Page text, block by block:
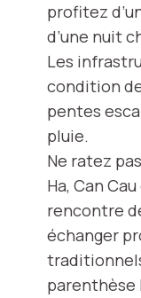
profitez
d’une nuit
Les
condition
pentes
pluie.
Ne ratez
Ha, Can
rencontre
échanger
parenthèse